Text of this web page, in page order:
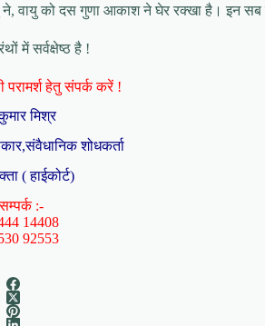
वायु को दस गुणा आकाश ने घेर रक्खा है। इन सब
में सर्वक्षेष्ठ है !
हेतु संपर्क करें !
मिश्र
शोधकर्ता
( हाईकोर्ट)
:-
14408
92553